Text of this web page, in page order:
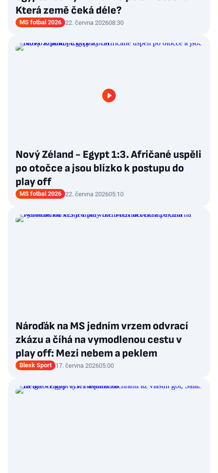
Která země čeká déle?
MS fotbal 2026 22. června 202608:30
Nový Zéland - Egypt 1:3. Afričané uspěli
po otočce a jsou blízko k postupu do
play off
MS fotbal 2026 22. června 202605:10
Nároďák na MS jedním vrzem odvrací
zkázu a číhá na vymodlenou cestu v
play off: Mezi nebem a peklem
Blesk Sport 17. června 202605:00